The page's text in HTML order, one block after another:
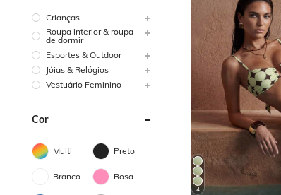
Crianças
Roupa interior & roupa
de dormir
Esportes & Outdoor
Jóias & Relógios
Vestuário Feminino
Cor
Multi Preto
Branco Rosa
4